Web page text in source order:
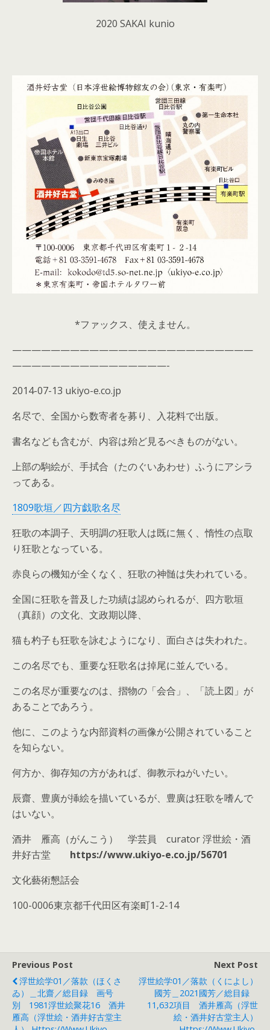
2020 SAKAI kunio
*ファックス、使えません。
—————————————————————————
————————————————-
2014-07-13 ukiyo-e.co.jp
名尽で、全国から数寄者を募り、入花料で出版。
書名なども含むが、内容は殆ど見るべきものがない。
上部の駒絵が、手拭合（たのぐいあわせ）ふうにアシラ
ってある。
1809歌垣／四方戯歌名尽
狂歌の本調子、天明調の狂歌人は既に無く、惰性の点取
り狂歌となっている。
赤良らの機知が全くなく、狂歌の神髄は失われている。
全国に狂歌を普及した功績は認められるが、四方歌垣
（真顔）の文化、文政期以降、
猫も杓子も狂歌を詠むようになり、面白さは失われた。
この名尽でも、重要な狂歌名は掉尾に並んでいる。
この名尽が重要なのは、摺物の「会合」、「読上図」が
あることであろう。
他に、このような内部資料の画像が公開されていること
を知らない。
何方か、御存知の方があれば、御教示ねがいたい。
辰齋、豊廣が挿絵を描いているが、豊廣は狂歌を嗜んで
はいない。
酒井 雁高（がんこう） 学芸員 curator 浮世絵・酒
井好古堂 https://www.ukiyo-e.co.jp/56701
文化藝術懇話会
100-0006東京都千代田区有楽町1-2-14
Previous Post
浮世絵学01／落款（ほくさ
ゐ）＿北齋／総目録 画号
別 1981浮世絵聚花16 酒井
雁高（浮世絵・酒井好古堂主
Next Post
浮世絵学01／落款（くによし）
國芳＿2021國芳／総目録
11,632項目 酒井雁高（浮世
絵・酒井好古堂主人）